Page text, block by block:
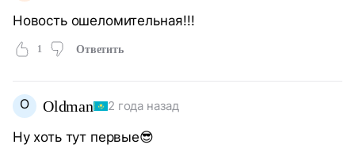
Новость ошеломительная!!!
1 Ответить
O Oldman 2 года назад
Ну хоть тут первые😎